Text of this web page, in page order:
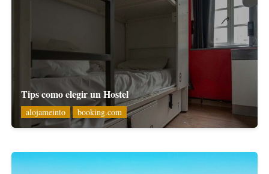
Tips como elegir un Hostel
alojameinto booking.com